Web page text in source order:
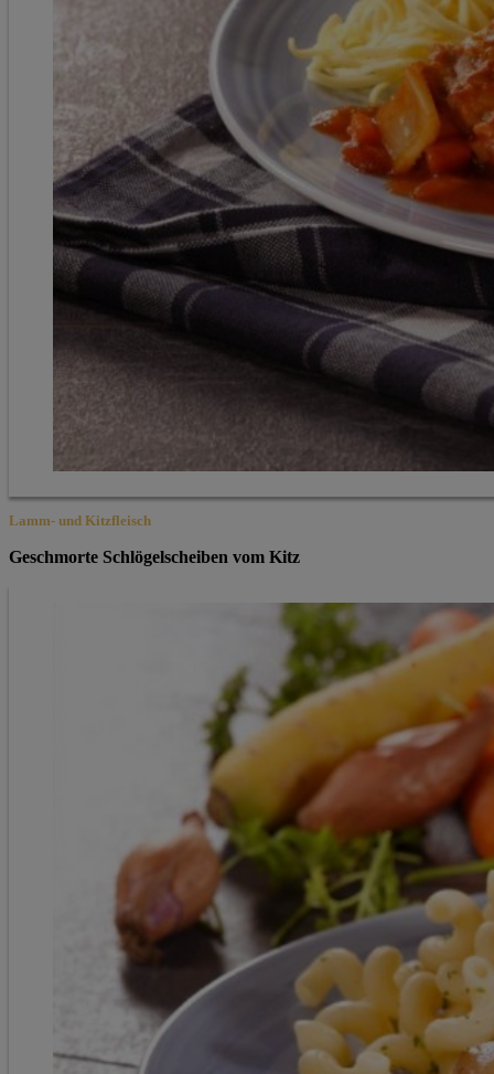
Lamm- und Kitzfleisch
Geschmorte Schlögelscheiben vom Kitz